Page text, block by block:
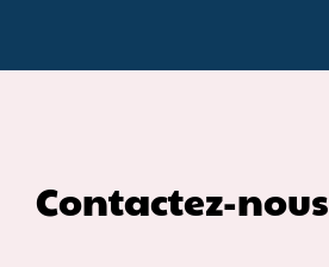
Contactez-nous